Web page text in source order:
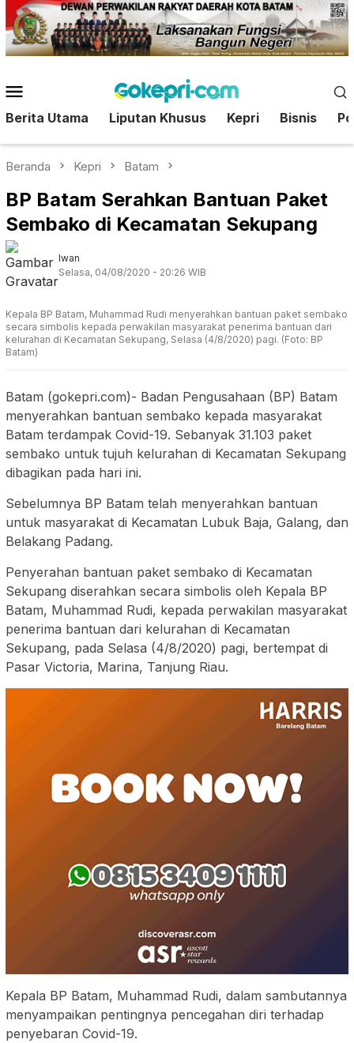
Loncat
ke
konten
Mobile
Berita Utama Liputan Khusus Kepri Bisnis
Beranda Kepri Batam
BP Batam Serahkan Bantuan Paket
Sembako di Kecamatan Sekupang
Iwan
Selasa, 04/08/2020 - 20:26 WIB
Kepala BP Batam, Muhammad Rudi menyerahkan bantuan paket sembako
secara simbolis kepada perwakilan masyarakat penerima bantuan dari
kelurahan di Kecamatan Sekupang, Selasa (4/8/2020) pagi. (Foto: BP
Batam)
Batam (gokepri.com)- Badan Pengusahaan (BP) Batam
menyerahkan bantuan sembako kepada masyarakat
Batam terdampak Covid-19. Sebanyak 31.103 paket
sembako untuk tujuh kelurahan di Kecamatan Sekupang
dibagikan pada hari ini.
Sebelumnya BP Batam telah menyerahkan bantuan
untuk masyarakat di Kecamatan Lubuk Baja, Galang, dan
Belakang Padang.
Penyerahan bantuan paket sembako di Kecamatan
Sekupang diserahkan secara simbolis oleh Kepala BP
Batam, Muhammad Rudi, kepada perwakilan masyarakat
penerima bantuan dari kelurahan di Kecamatan
Sekupang, pada Selasa (4/8/2020) pagi, bertempat di
Pasar Victoria, Marina, Tanjung Riau.
Kepala BP Batam, Muhammad Rudi, dalam sambutannya
menyampaikan pentingnya pencegahan diri terhadap
penyebaran Covid-19.